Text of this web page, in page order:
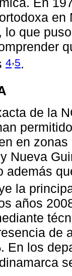
en
lo que
4,5.
de la
en
Nueva
además
la
años
de
En los